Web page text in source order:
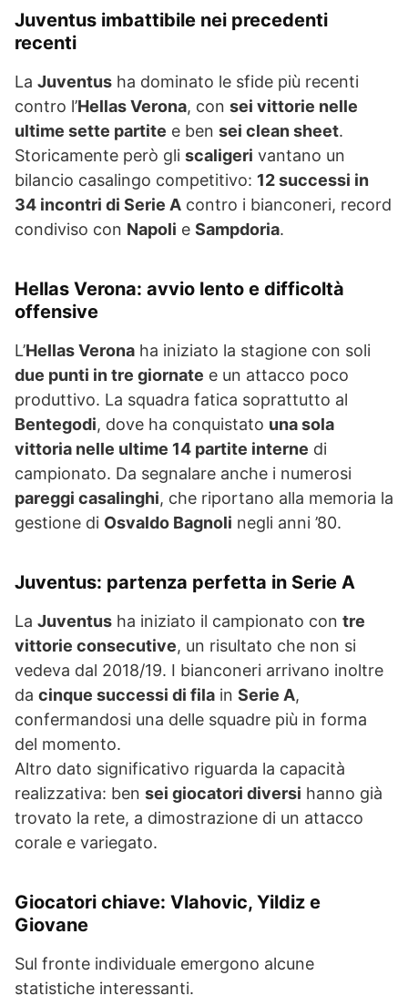
Juventus imbattibile nei precedenti
recenti
La Juventus ha dominato le sfide più recenti
contro l’Hellas Verona, con sei vittorie nelle
ultime sette partite e ben sei clean sheet.
Storicamente però gli scaligeri vantano un
bilancio casalingo competitivo: 12 successi in
34 incontri di Serie A contro i bianconeri, record
condiviso con Napoli e Sampdoria.
Hellas Verona: avvio lento e difficoltà
offensive
L’Hellas Verona ha iniziato la stagione con soli
due punti in tre giornate e un attacco poco
produttivo. La squadra fatica soprattutto al
Bentegodi, dove ha conquistato una sola
vittoria nelle ultime 14 partite interne di
campionato. Da segnalare anche i numerosi
pareggi casalinghi, che riportano alla memoria la
gestione di Osvaldo Bagnoli negli anni ’80.
Juventus: partenza perfetta in Serie A
La Juventus ha iniziato il campionato con tre
vittorie consecutive, un risultato che non si
vedeva dal 2018/19. I bianconeri arrivano inoltre
da cinque successi di fila in Serie A,
confermandosi una delle squadre più in forma
del momento.
Altro dato significativo riguarda la capacità
realizzativa: ben sei giocatori diversi hanno già
trovato la rete, a dimostrazione di un attacco
corale e variegato.
Giocatori chiave: Vlahovic, Yildiz e
Giovane
Sul fronte individuale emergono alcune
statistiche interessanti.